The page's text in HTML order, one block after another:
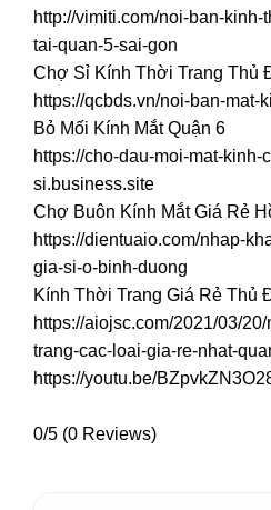
http://vimiti.com/noi-ban-
tai-quan-5-sai-gon
Chợ Sỉ Kính Thời Trang Thủ
https://qcbds.vn/noi-ban-mat-
Bỏ Mối Kính Mắt Quận 6
https://cho-dau-moi-mat-kinh-
si.business.site
Chợ Buôn Kính Mắt Giá Rẻ
https://dientuaio.com/nhap-
gia-si-o-binh-duong
Kính Thời Trang Giá Rẻ Thủ
https://aiojsc.com/2021/03/
trang-cac-loai-gia-re-nhat-
https://youtu.be/
0/5 (0 Reviews)